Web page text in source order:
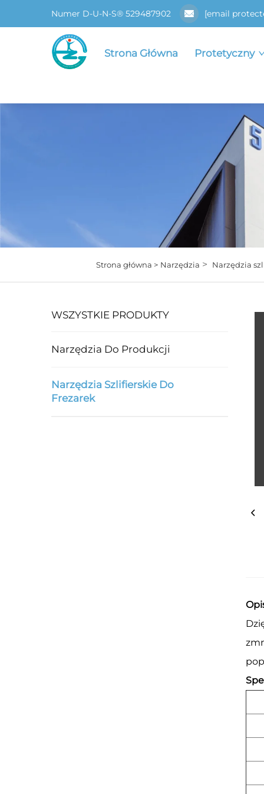
Numer D-U-N-S® 529487902 [email
Strona Główna Protetyczny
Strona główna > Narzędzia > Narzędzia
WSZYSTKIE PRODUKTY
Narzędzia Do Produkcji
Narzędzia Szlifierskie Do
Frezarek